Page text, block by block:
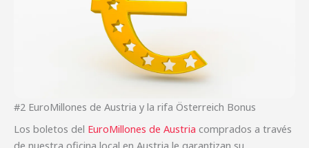
#2 EuroMillones de Austria y la rifa Österreich Bonus
Los boletos del EuroMillones de Austria comprados a través
de nuestra oficina local en Austria le garantizan su